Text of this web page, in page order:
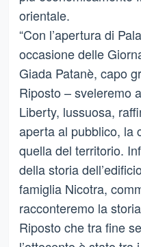
orientale.
“Con l’apertura di
occasione delle
Giada Patanè, capo
Riposto – sveleremo
Liberty, lussuosa,
aperta al pubblico, la
quella del territorio.
della storia
famiglia Nicotra,
racconteremo la
Riposto che tra fine